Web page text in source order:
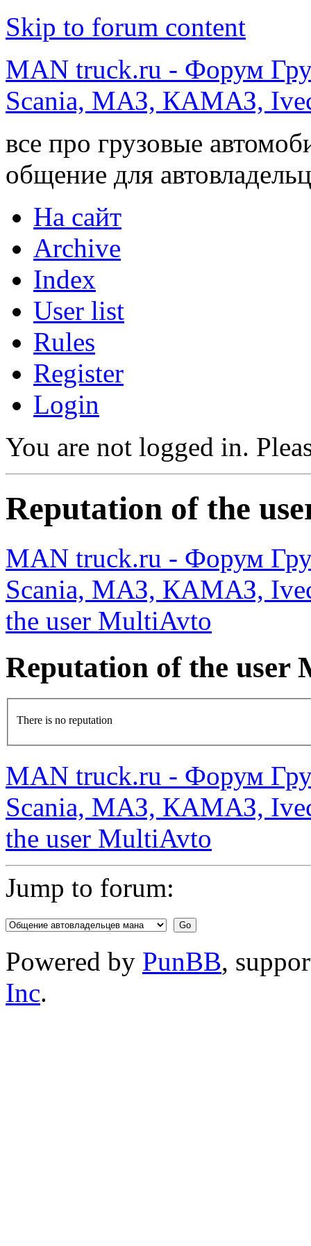
Skip to forum content
MAN truck.ru - Форум
Scania, МАЗ, КАМАЗ,
все про грузовые
общение для
На сайт
Archive
Index
User list
Rules
Register
Login
You are not logged in.
Reputation of the
MAN truck.ru - Форум
Scania, МАЗ, КАМАЗ,
the user MultiAvto
Reputation of the
There is no reputation
MAN truck.ru - Форум
Scania, МАЗ, КАМАЗ,
the user MultiAvto
Jump to forum:
Powered by PunBB,
Inc.